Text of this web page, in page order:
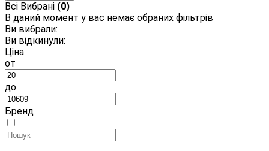
Всі Вибрані (0)
В даний момент у вас немає обраних фільтрів
Ви вибрали:
Ви відкинули:
Ціна
от
до
Бренд